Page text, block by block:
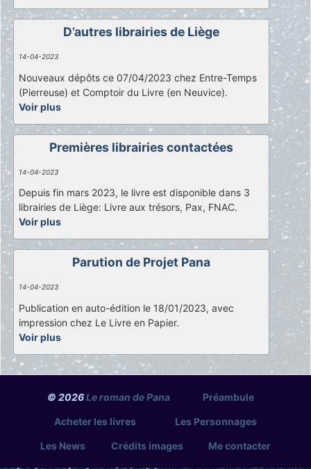
D’autres librairies de Liège
14-04-2023
Nouveaux dépôts ce 07/04/2023 chez Entre-Temps
(Pierreuse) et Comptoir du Livre (en Neuvice).
Voir plus
Premières librairies contactées
14-04-2023
Depuis fin mars 2023, le livre est disponible dans 3
librairies de Liège: Livre aux trésors, Pax, FNAC.
Voir plus
Parution de Projet Pana
14-04-2023
Publication en auto-édition le 18/01/2023, avec
impression chez Le Livre en Papier.
Voir plus
© 2026Le roman de Pana Préambule
Acheter les livres Les Personnages
Les News Crédits images Me contacter